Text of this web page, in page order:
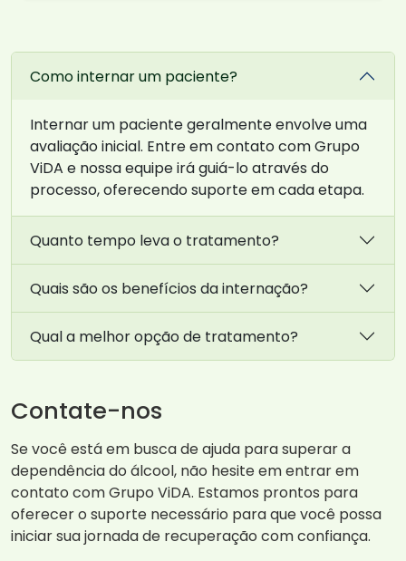
Como internar um paciente?
Internar um paciente geralmente envolve uma
avaliação inicial. Entre em contato com Grupo
ViDA e nossa equipe irá guiá-lo através do
processo, oferecendo suporte em cada etapa.
Quanto tempo leva o tratamento?
Quais são os benefícios da internação?
Qual a melhor opção de tratamento?
Contate-nos
Se você está em busca de ajuda para superar a
dependência do álcool, não hesite em entrar em
contato com Grupo ViDA. Estamos prontos para
oferecer o suporte necessário para que você possa
iniciar sua jornada de recuperação com confiança.